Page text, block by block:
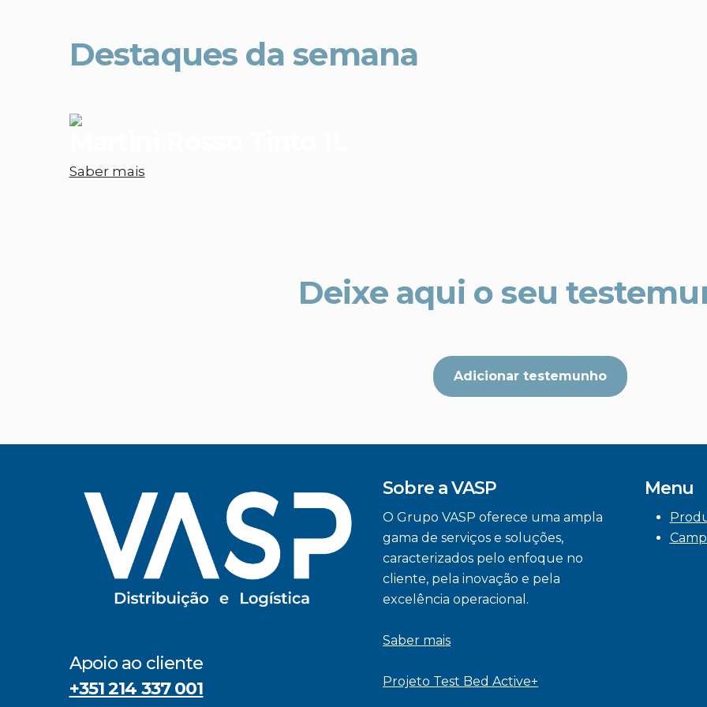
Destaques da semana
Saber mais
Deixe aqui o seu
Adicionar testemunho
Apoio ao cliente
+351 214 337 001
Sobre a VASP
O Grupo VASP oferece uma ampla
gama de serviços e soluções,
caracterizados pelo enfoque no
cliente, pela inovação e pela
excelência operacional.
Saber mais
Projeto Test Bed Active+
Menu